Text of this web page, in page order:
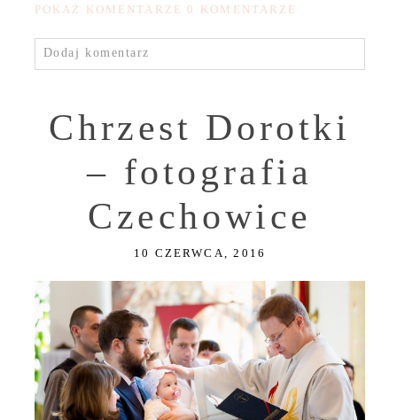
POKAŻ KOMENTARZE 0 KOMENTARZE
Dodaj komentarz
Chrzest Dorotki
– fotografia
Czechowice
10 CZERWCA, 2016